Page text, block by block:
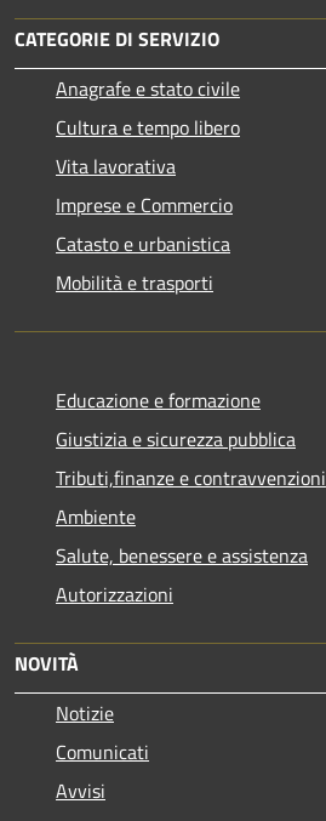
CATEGORIE DI SERVIZIO
Anagrafe e stato civile
Cultura e tempo libero
Vita lavorativa
Imprese e Commercio
Catasto e urbanistica
Mobilità e trasporti
Educazione e formazione
Giustizia e sicurezza pubblica
Tributi,finanze e contravvenzioni
Ambiente
Salute, benessere e assistenza
Autorizzazioni
NOVITÀ
Notizie
Comunicati
Avvisi